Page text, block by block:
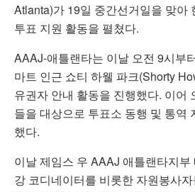
Atlanta)가 19일 중간선거일을 맞아
투표 지원 활동을 펼쳤다.
AAAJ-애틀랜타는 이날 오전 9시부
마트 인근 쇼티 하웰 파크(Shorty
유권자 안내 활동을 진행했다. 이어
들을 대상으로 투표소 동행 및 통역
했다.
이날 제임스 우 AAAJ 애틀랜타지
강 코디네이터를 비롯한 자원봉사